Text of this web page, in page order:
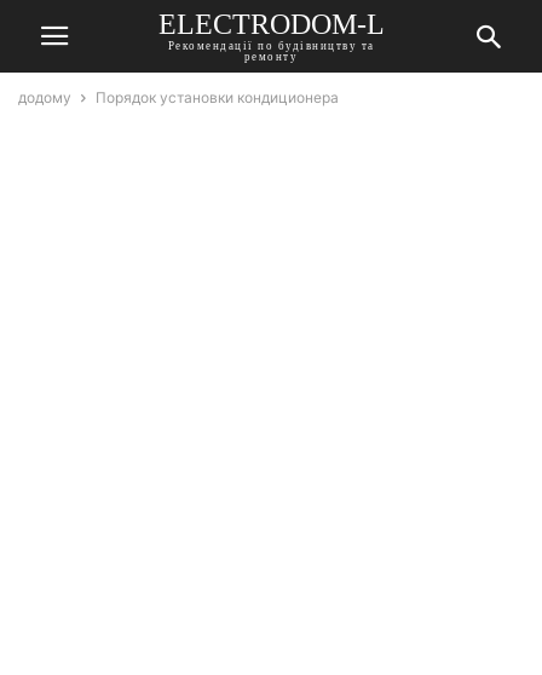
ELECTRODOM-L
Рекомендації по будівництву та
ремонту
додому Порядок установки кондиционера